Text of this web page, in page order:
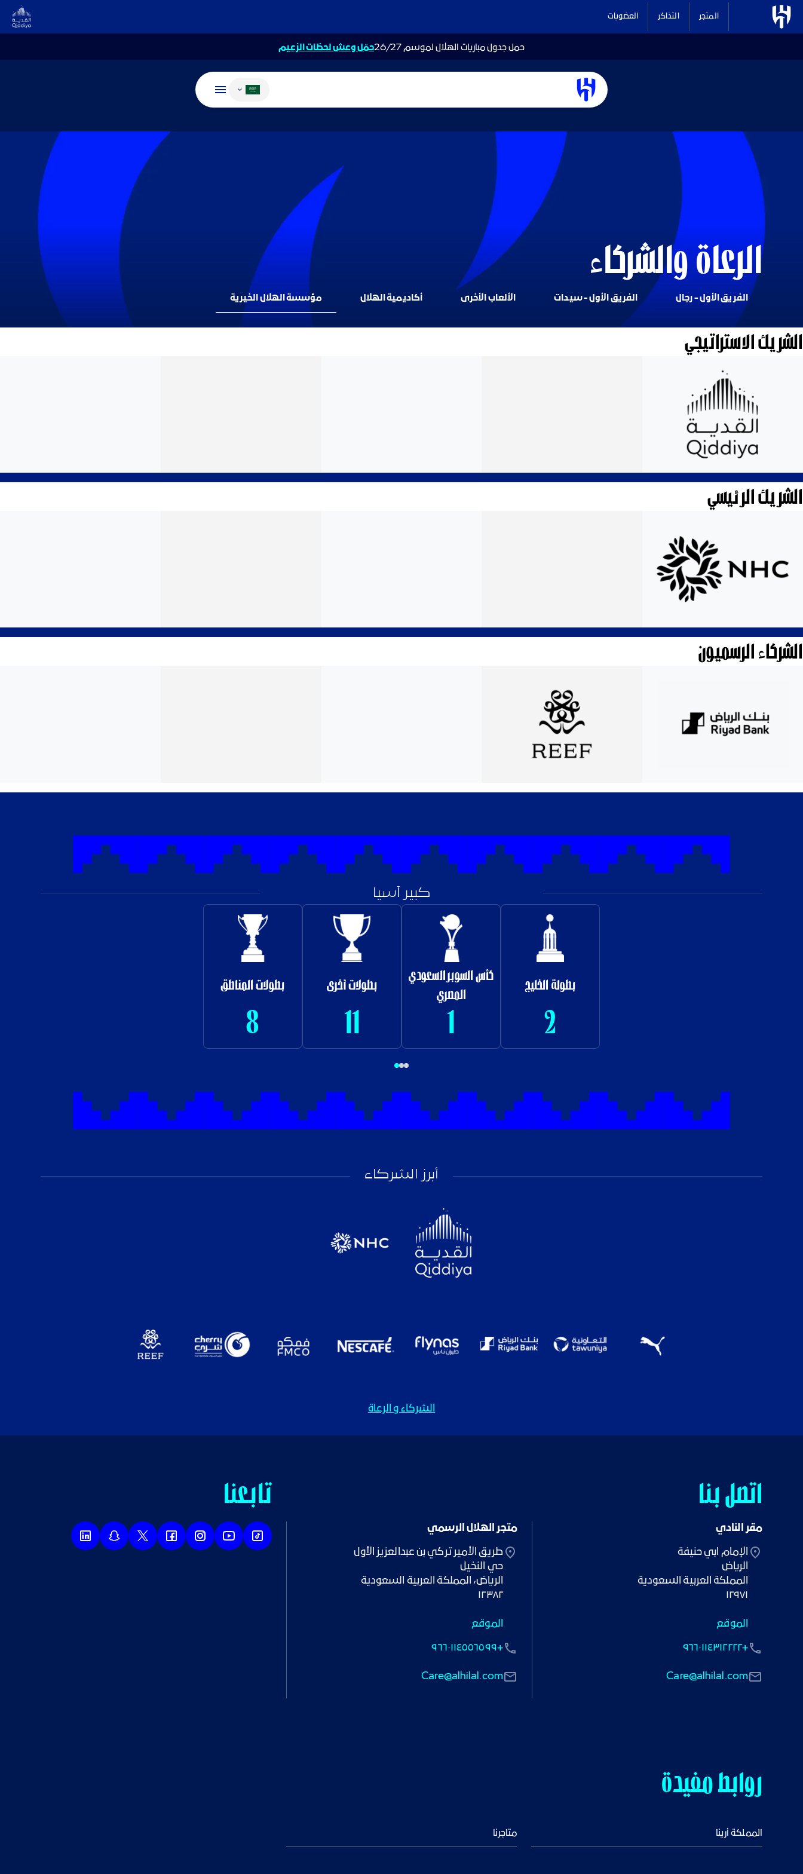
المتجر التذاكر العضويات
حمل جدول مباريات الهلال لموسم 26/27 حمّل وعش لحظات الزعيم
تغيير اللغة
الرعاة والشركاء
الفريق الأول - رجال الفريق الأول - سيدات الألعاب الأخرى أكاديمية الهلال مؤسسة الهلال الخيرية
الشريك الاستراتيجي
الشريك الرئيسي
الشركاء الرسميون
كبير آسيا
بطولة الخليج
2
كأس السوبر السعودي
المصري
1
بطولات أخرى
11
بطولات المناطق
8
أبرز الشركاء
الشركاء و الرعاة
اتصل بنا
مقر النادي
١٢٩٧١
الموقع
Care@alhilal.com
+٩٦٦٠١١٤٣١٢٢٢٢
متجر الهلال الرسمي
١٢٣٨٢
الموقع
Care@alhilal.com
+٩٦٦٠١١٤٥٥٦٥٩٩
روابط مفيدة
المملكة أرينا متاجرنا
تابعنا